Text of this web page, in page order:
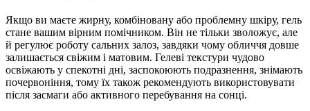
Якщо ви маєте жирну, комбіновану або проблемну шкіру, гель
стане вашим вірним помічником. Він не тільки зволожує, але
й регулює роботу сальних залоз, завдяки чому обличчя довше
залишається свіжим і матовим. Гелеві текстури чудово
освіжають у спекотні дні, заспокоюють подразнення, знімають
почервоніння, тому їх також рекомендують використовувати
після засмаги або активного перебування на сонці.